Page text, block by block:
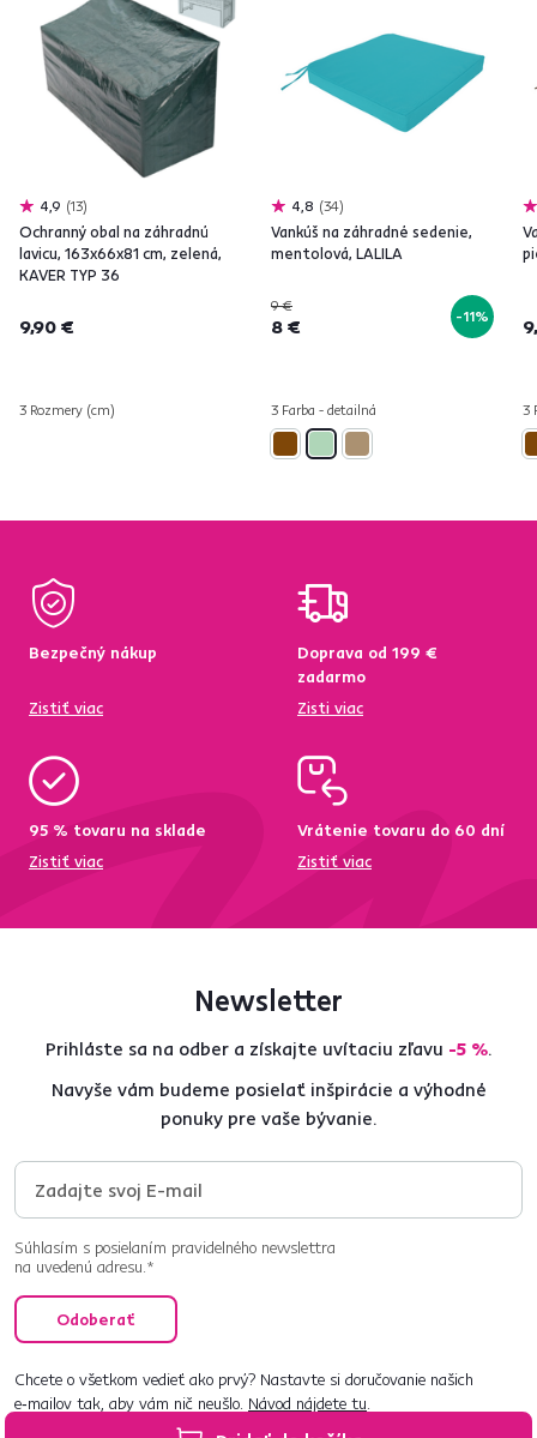
4,9 13
Ochranný obal na záhradnú
lavicu, 163x66x81 cm, zelená,
KAVER TYP 36
9,90 €
3 Rozmery (cm)
4,8 34
Vankúš na záhradné sedenie,
mentolová, LALILA
9 €
8 € -11%
3 Farba - detailná 3
Bezpečný nákup
Zistiť viac
Doprava od 199 €
zadarmo
Zisti viac
95 % tovaru na sklade
Zistiť viac
Vrátenie tovaru do 60 dní
Zistiť viac
Newsletter
Prihláste sa na odber a získajte uvítaciu zľavu -5 %.
Navyše vám budeme posielať inšpirácie a výhodné
ponuky pre vaše bývanie.
Súhlasím s posielaním pravidelného newslettra
na uvedenú adresu.*
Odoberať
Chcete o všetkom vedieť ako prvý? Nastavte si doručovanie našich
e‑mailov tak, aby vám nič neušlo. Návod nájdete tu.